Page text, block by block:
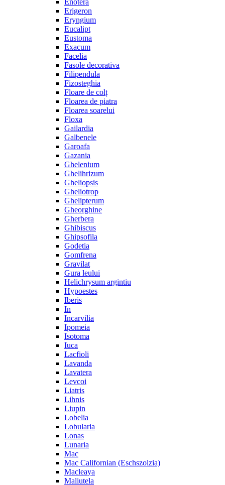
Enotera
Erigeron
Eryngium
Eucalipt
Eustoma
Exacum
Facelia
Fasole decorativa
Filipendula
Fizosteghia
Floare de colț
Floarea de piatra
Floarea soarelui
Floxa
Gailardia
Galbenele
Garoafa
Gazania
Ghelenium
Ghelihrizum
Gheliopsis
Gheliotrop
Ghelipterum
Gheorghine
Gherbera
Ghibiscus
Ghipsofila
Godetia
Gomfrena
Gravilat
Gura leului
Helichrysum argintiu
Hypoestes
Iberis
In
Incarvilia
Ipomeia
Isotoma
Iuca
Lacfioli
Lavanda
Lavatera
Levcoi
Liatris
Lihnis
Liupin
Lobelia
Lobularia
Lonas
Lunaria
Mac
Mac Californian (Eschszolzia)
Macleaya
Maliutela